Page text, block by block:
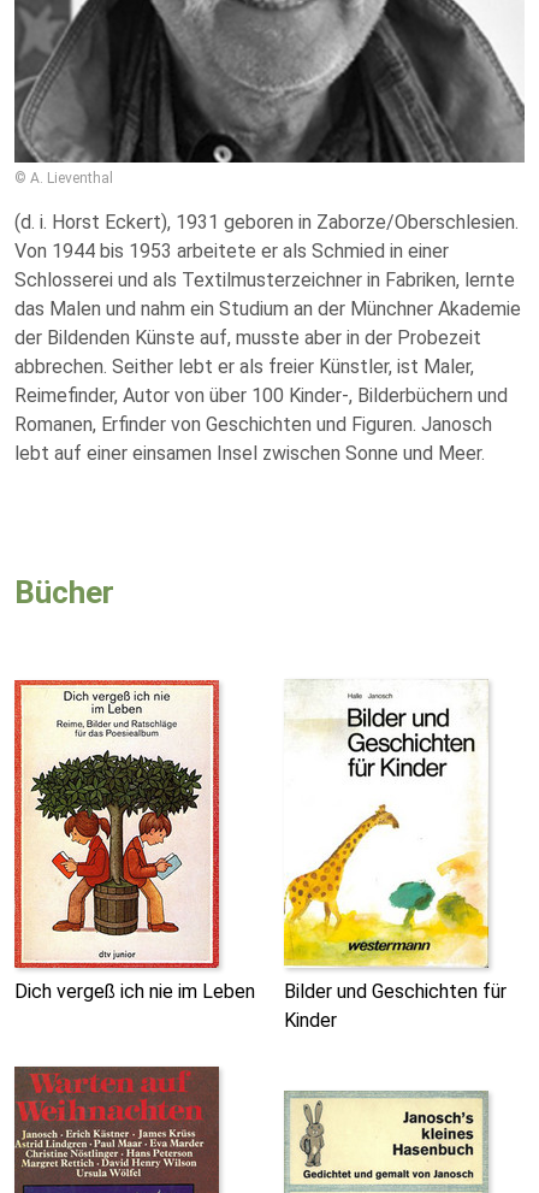
© A. Lieventhal
(d. i. Horst Eckert), 1931 geboren in Zaborze/Oberschlesien.
Von 1944 bis 1953 arbeitete er als Schmied in einer
Schlosserei und als Textilmusterzeichner in Fabriken, lernte
das Malen und nahm ein Studium an der Münchner Akademie
der Bildenden Künste auf, musste aber in der Probezeit
abbrechen. Seither lebt er als freier Künstler, ist Maler,
Reimefinder, Autor von über 100 Kinder-, Bilderbüchern und
Romanen, Erfinder von Geschichten und Figuren. Janosch
lebt auf einer einsamen Insel zwischen Sonne und Meer.
Bücher
Dich vergeß ich nie im Leben
Bilder und Geschichten für
Kinder